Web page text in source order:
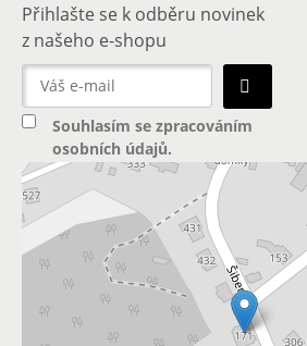
Přihlašte se k odběru novinek
z našeho e-shopu
Souhlasím se zpracováním
osobních údajů.